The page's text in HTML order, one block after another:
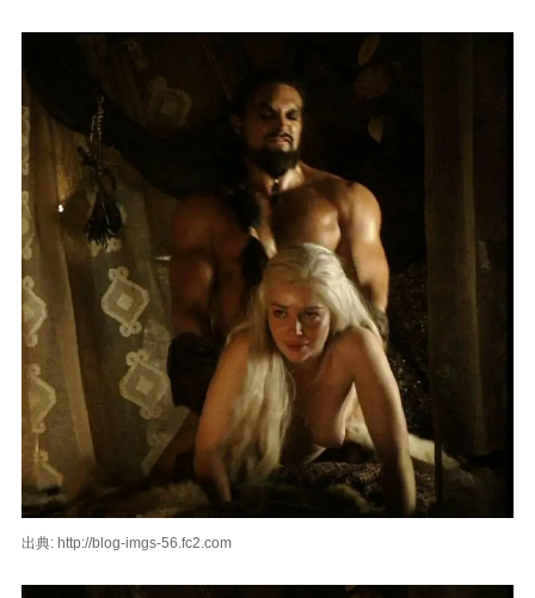
出典: http://blog-imgs-56.fc2.com